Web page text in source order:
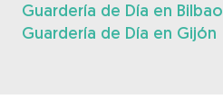
Guardería de Día en Bilbao
Guardería de Día en Gijón